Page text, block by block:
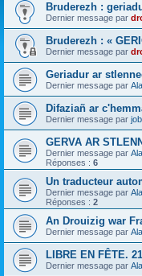
Bruderezh :
Dernier message par
Bruderezh : «
Dernier message par
Geriadur ar
Dernier message par
Difaziañ ar
Dernier message par job
GERVA AR
Dernier message par
Réponses : 6
Un traducteur
Dernier message par
Réponses : 2
An Drouizig war
Dernier message par
LIBRE EN FÊTE.
Dernier message par